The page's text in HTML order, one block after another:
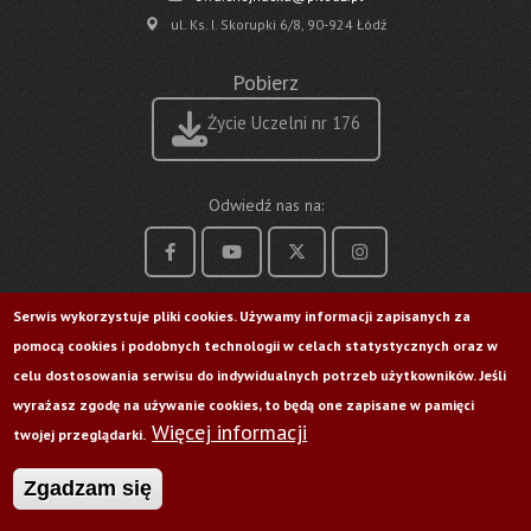
ul. Ks. I. Skorupki 6/8, 90-924 Łódź
Pobierz
Życie Uczelni nr 176
Odwiedź nas na:
Serwis wykorzystuje pliki cookies. Używamy informacji zapisanych za
pomocą cookies i podobnych technologii w celach statystycznych oraz w
celu dostosowania serwisu do indywidualnych potrzeb użytkowników. Jeśli
wyrażasz zgodę na używanie cookies, to będą one zapisane w pamięci
twojej przeglądarki. Więcej informacji
Zgadzam się